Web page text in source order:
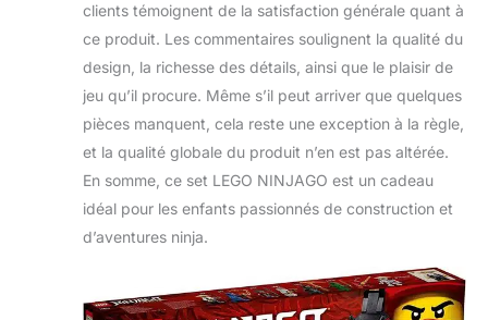
clients témoignent de la satisfaction générale quant à
ce produit. Les commentaires soulignent la qualité du
design, la richesse des détails, ainsi que le plaisir de
jeu qu’il procure. Même s’il peut arriver que quelques
pièces manquent, cela reste une exception à la règle,
et la qualité globale du produit n’en est pas altérée.
En somme, ce set LEGO NINJAGO est un cadeau
idéal pour les enfants passionnés de construction et
d’aventures ninja.